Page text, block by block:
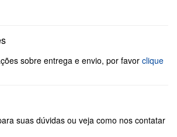
sobre entrega e envio, por favor clique
suas dúvidas ou veja como nos contatar